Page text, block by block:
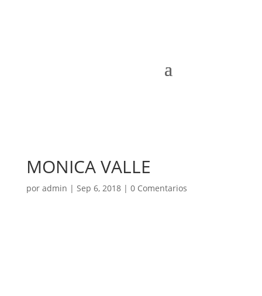
MONICA VALLE
por admin | Sep 6, 2018| 0 Comentarios